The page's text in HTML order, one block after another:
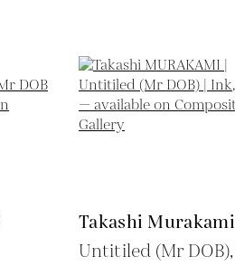
Takashi Murakami
Untitiled (Mr DOB),